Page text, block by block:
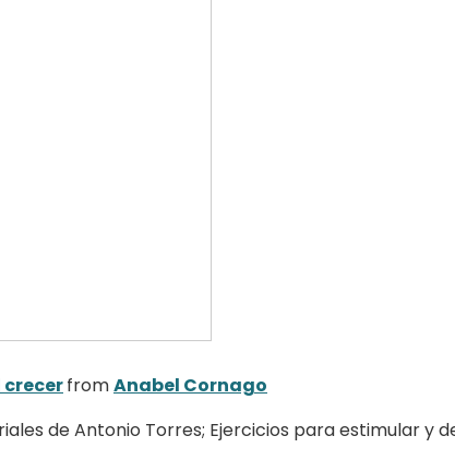
crecerfromAnabel Cornago
de Antonio Torres; Ejercicios para estimular